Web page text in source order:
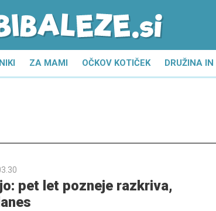
ZA MAMI OČKOV KOTIČEK DRUŽINA IN
pet let pozneje razkriva,